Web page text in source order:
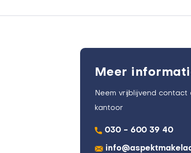
Meer
Neem vrijblijvend contact
kantoor
030 - 600 39 40